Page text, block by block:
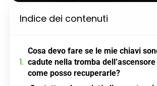
Indice dei contenuti
Cosa devo fare se le mie chiavi
cadute nella tromba dell’ascensore
come posso recuperarle?